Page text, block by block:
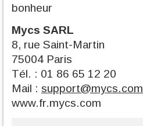
bonheur
Mycs SARL
8, rue Saint-Martin
75004 Paris
Tél. : 01 86 65 12 20
Mail : support@mycs.com
www.fr.mycs.com